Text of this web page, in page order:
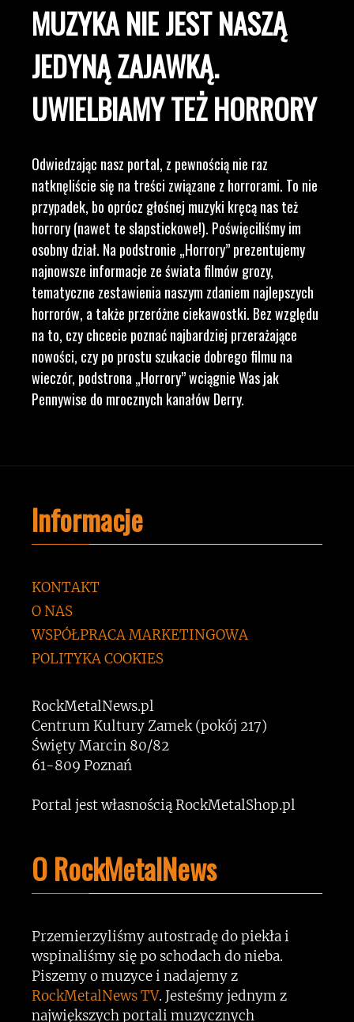
MUZYKA NIE JEST NASZĄ
JEDYNĄ ZAJAWKĄ.
UWIELBIAMY TEŻ HORRORY
Odwiedzając nasz portal, z pewnością nie raz
natknęliście się na treści związane z horrorami. To nie
przypadek, bo oprócz głośnej muzyki kręcą nas też
horrory (nawet te slapstickowe!). Poświęciliśmy im
osobny dział. Na podstronie „Horrory” prezentujemy
najnowsze informacje ze świata filmów grozy,
tematyczne zestawienia naszym zdaniem najlepszych
horrorów, a także przeróżne ciekawostki. Bez względu
na to, czy chcecie poznać najbardziej przerażające
nowości, czy po prostu szukacie dobrego filmu na
wieczór, podstrona „Horrory” wciągnie Was jak
Pennywise do mrocznych kanałów Derry.
Informacje
KONTAKT
O NAS
WSPÓŁPRACA MARKETINGOWA
POLITYKA COOKIES
RockMetalNews.pl
Centrum Kultury Zamek (pokój 217)
Święty Marcin 80/82
61-809 Poznań
Portal jest własnością RockMetalShop.pl
O RockMetalNews
Przemierzyliśmy autostradę do piekła i
wspinaliśmy się po schodach do nieba.
Piszemy o muzyce i nadajemy z
RockMetalNews TV. Jesteśmy jednym z
największych portali muzycznych